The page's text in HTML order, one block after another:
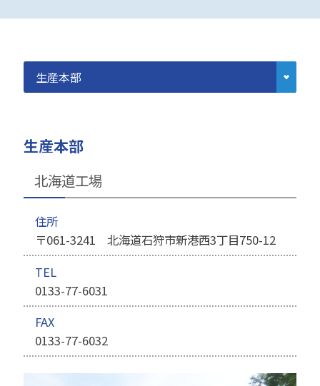
生産本部
北海道工場
住所
〒061-3241 北海道石狩市新港西3丁目750-12
TEL
0133-77-6031
FAX
0133-77-6032